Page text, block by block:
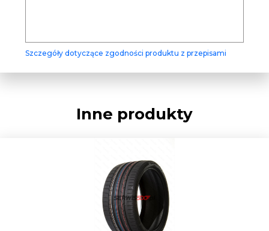
Szczegóły dotyczące zgodności produktu z przepisami
Inne produkty